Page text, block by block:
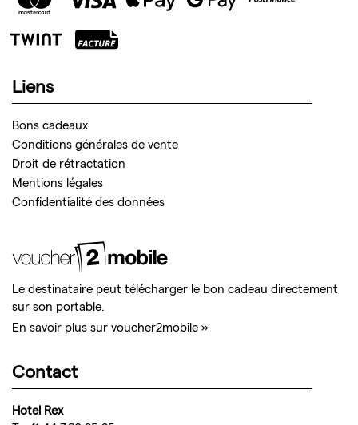
Liens
Bons cadeaux
Conditions générales de vente
Droit de rétractation
Mentions légales
Confidentialité des données
Le destinataire peut télécharger le bon cadeau directement
sur son portable.
En savoir plus sur voucher2mobile »
Contact
Hotel Rex